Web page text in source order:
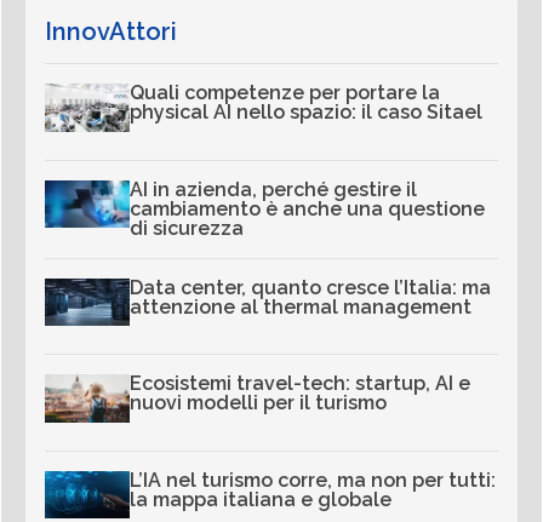
InnovAttori
Quali competenze per portare la
physical AI nello spazio: il caso Sitael
AI in azienda, perché gestire il
cambiamento è anche una questione
di sicurezza
Data center, quanto cresce l’Italia: ma
attenzione al thermal management
Ecosistemi travel-tech: startup, AI e
nuovi modelli per il turismo
L’IA nel turismo corre, ma non per tutti:
la mappa italiana e globale